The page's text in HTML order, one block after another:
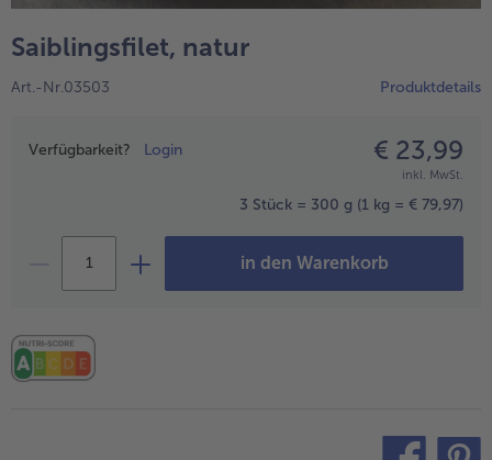
alle Obst
alle Süße Vielfalt
Confiserie & Feinkost
alle Küchenhelfer
Saiblingsfilet, natur
Art.-Nr.03503 Produktdetails
Preisangabe
Verfügbarkeit? Login € 23,99
inkl. MwSt.
3 Stück = 300 g (1 kg = € 79,97)
in den Warenkorb